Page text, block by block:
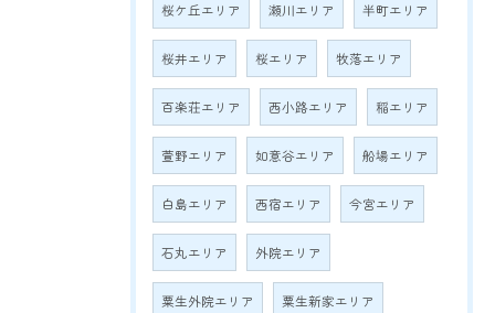
桜ケ丘エリア 瀬川エリア 半町エリア
桜井エリア 桜エリア 牧落エリア
百楽荘エリア 西小路エリア 稲エリア
萱野エリア 如意谷エリア 船場エリア
白島エリア 西宿エリア 今宮エリア
石丸エリア 外院エリア
粟生外院エリア 粟生新家エリア